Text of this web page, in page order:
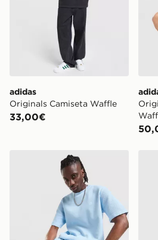
adidas
Originals Camiseta Waffle
33,00€
adidas Originals Pantalón